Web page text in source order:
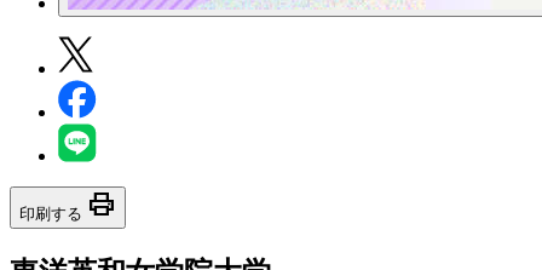
印刷する print